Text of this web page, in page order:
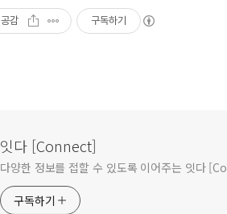
공감 구독하기
잇다 [Connect]
다양한 정보를 접할 수 있도록 이어주는 잇다
구독하기